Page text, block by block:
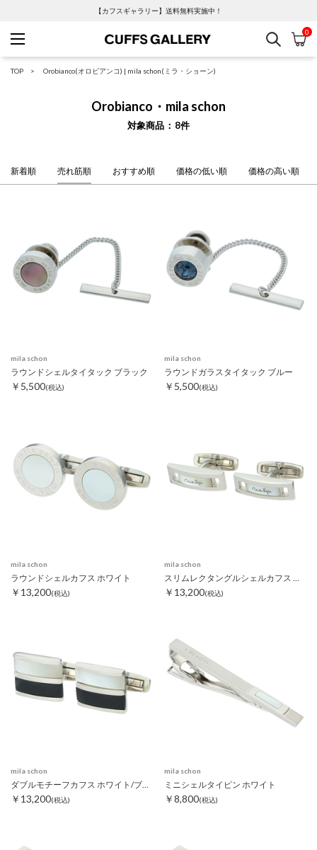
【カフスギャラリー】送料無料実施中！
Cuffs Gallery
検索 カ
0
TOP Orobianco(オロビアンコ) | mila schon(ミラ・ショーン)
Orobianco・mila schon
対象商品 8件
新着順 売れ筋順 おすすめ順 価格の低い順 価格の高い順
mila schon
ラウンドシェルタイタック ブラック
￥5,500(税込)
mila schon
ラウンドガラスタイタック ブルー
￥5,500(税込)
mila schon
ラウンドシェルカフス ホワイト
￥13,200(税込)
mila schon
スリムレクタングルシェルカフス ホワイト
￥13,200(税込)
mila schon
￥13,200(税込)
mila schon
ミニシェルタイピン ホワイト
￥8,800(税込)